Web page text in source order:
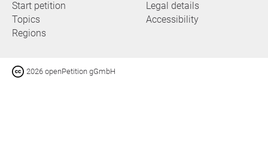
Start petition
Topics
Regions
Legal details
Accessibility
2026 openPetition gGmbH